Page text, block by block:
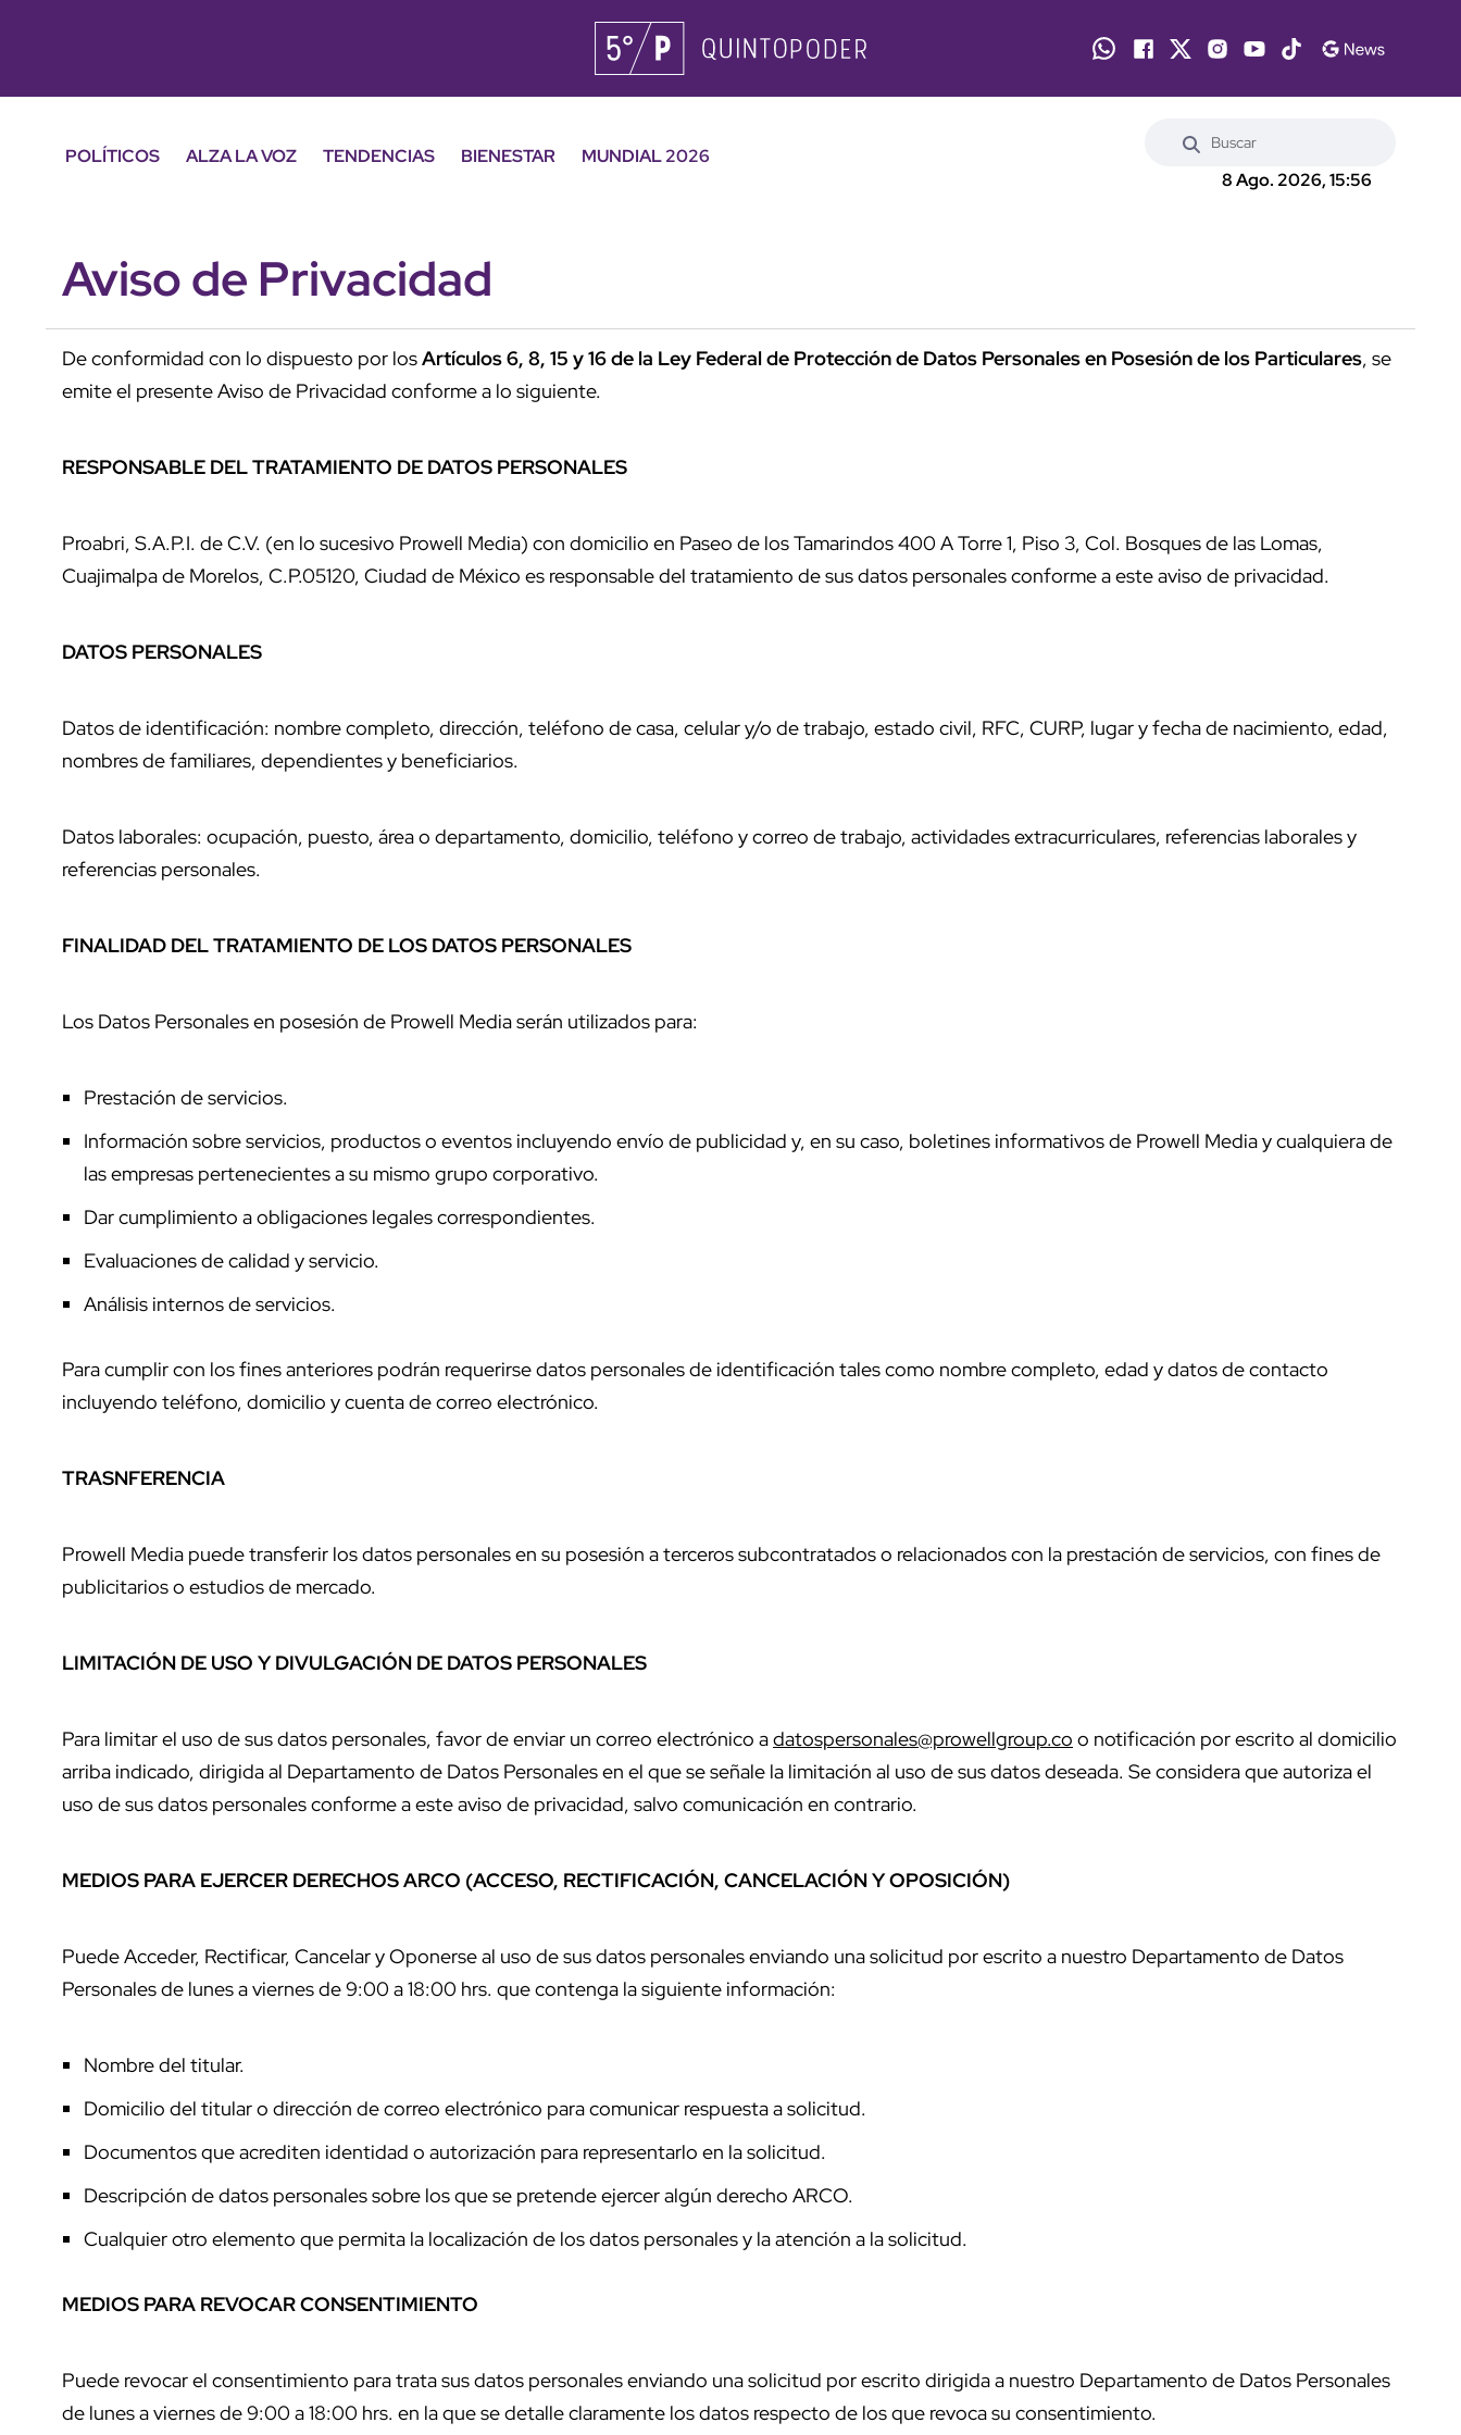
POLÍTICOS ALZA LA VOZ TENDENCIAS BIENESTAR
MUNDIAL 2026
8 Ago. 2026, 15:56
Aviso de Privacidad
De conformidad con lo dispuesto por losArtículos 6, 8, 15 y 16 de la Ley Federal de Protección de Datos Personales en Posesión de los Particulares, se
emite el presente Aviso de Privacidad conforme a lo siguiente.
RESPONSABLE DEL TRATAMIENTO DE DATOS PERSONALES
Proabri, S.A.P.I. de C.V. (en lo sucesivo Prowell Media) con domicilio en Paseo de los Tamarindos 400 A Torre 1, Piso 3, Col. Bosques de las Lomas,
Cuajimalpa de Morelos, C.P.05120, Ciudad de México es responsable del tratamiento de sus datos personales conforme a este aviso de privacidad.
DATOS PERSONALES
Datos de identificación: nombre completo, dirección, teléfono de casa, celular y/o de trabajo, estado civil, RFC, CURP, lugar y fecha de nacimiento, edad,
nombres de familiares, dependientes y beneficiarios.
Datos laborales: ocupación, puesto, área o departamento, domicilio, teléfono y correo de trabajo, actividades extracurriculares, referencias laborales y
referencias personales.
FINALIDAD DEL TRATAMIENTO DE LOS DATOS PERSONALES
Los Datos Personales en posesión de Prowell Media serán utilizados para:
Prestación de servicios.
Información sobre servicios, productos o eventos incluyendo envío de publicidad y, en su caso, boletines informativos de Prowell Media y cualquiera de
las empresas pertenecientes a su mismo grupo corporativo.
Dar cumplimiento a obligaciones legales correspondientes.
Evaluaciones de calidad y servicio.
Análisis internos de servicios.
Para cumplir con los fines anteriores podrán requerirse datos personales de identificación tales como nombre completo, edad y datos de contacto
incluyendo teléfono, domicilio y cuenta de correo electrónico.
TRASNFERENCIA
Prowell Media puede transferir los datos personales en su posesión a terceros subcontratados o relacionados con la prestación de servicios, con fines de
publicitarios o estudios de mercado.
LIMITACIÓN DE USO Y DIVULGACIÓN DE DATOS PERSONALES
Para limitar el uso de sus datos personales, favor de enviar un correo electrónico adatospersonales@prowellgroup.co o notificación por escrito al domicilio
arriba indicado, dirigida al Departamento de Datos Personales en el que se señale la limitación al uso de sus datos deseada. Se considera que autoriza el
uso de sus datos personales conforme a este aviso de privacidad, salvo comunicación en contrario.
MEDIOS PARA EJERCER DERECHOS ARCO (ACCESO, RECTIFICACIÓN, CANCELACIÓN Y OPOSICIÓN)
Puede Acceder, Rectificar, Cancelar y Oponerse al uso de sus datos personales enviando una solicitud por escrito a nuestro Departamento de Datos
Personales de lunes a viernes de 9:00 a 18:00 hrs. que contenga la siguiente información:
Nombre del titular.
Domicilio del titular o dirección de correo electrónico para comunicar respuesta a solicitud.
Documentos que acrediten identidad o autorización para representarlo en la solicitud.
Descripción de datos personales sobre los que se pretende ejercer algún derecho ARCO.
Cualquier otro elemento que permita la localización de los datos personales y la atención a la solicitud.
MEDIOS PARA REVOCAR CONSENTIMIENTO
Puede revocar el consentimiento para trata sus datos personales enviando una solicitud por escrito dirigida a nuestro Departamento de Datos Personales
de lunes a viernes de 9:00 a 18:00 hrs. en la que se detalle claramente los datos respecto de los que revoca su consentimiento.